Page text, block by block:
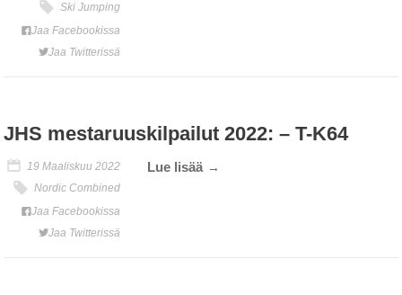
Ski Jumping
Jaa Facebookissa
Jaa Twitterissä
JHS mestaruuskilpailut 2022: – T-K64
19 Maaliskuu 2022
Nordic Combined
Jaa Facebookissa
Jaa Twitterissä
Lue lisää